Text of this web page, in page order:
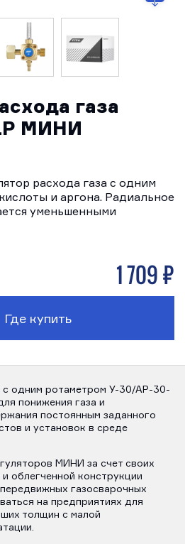
газа
МИНИ
расхода газа с одним
и аргона. Радиальное
уменьшенными
1 709 р
Где купить
с одним ротаметром У-30/АР-30-
понижения газа и
постоянным заданного
и установок в среде
МИНИ за счет своих
облегченной конструкции
газосварочных
на предприятиях для
толщин с малой